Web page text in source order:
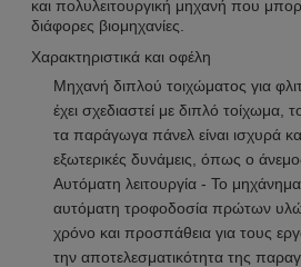
και πολυλειτουργική μηχανή που
διάφορες βιομηχανίες.
Χαρακτηριστικά και οφέλη
Μηχανή διπλού τοιχώματος για
έχει σχεδιαστεί με διπλό τοίχωμα,
τα παράγωγα πάνελ είναι ισχυρά
εξωτερικές δυνάμεις, όπως ο
Αυτόματη λειτουργία - Το μηχάνημα
αυτόματη τροφοδοσία πρώτων
χρόνο και προσπάθεια για τους
την αποτελεσματικότητα της